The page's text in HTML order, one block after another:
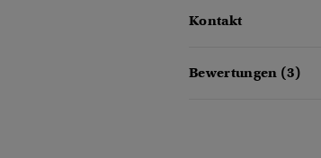
Kontakt
Bewertungen (3)